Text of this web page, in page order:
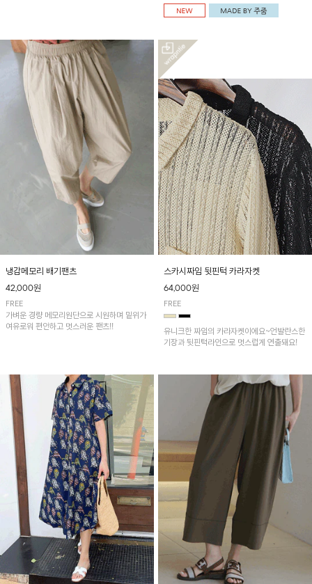
경되었습니다~가볍고 시원하게 착용되는 배
기통팬츠! 허리밴딩과 여유로운 통으로 편안해
냉감메모리 배기팬츠
42,000원
FREE
가벼운 경량 메모리원단으로 시원하며 밑위가
여유로워 편안하고 멋스러운 팬츠!!
스카시짜임 뒷핀턱 카라자켓
64,000원
FREE
유니크한 짜임의 카라자켓이에요~언발란스한
기장과 뒷핀턱라인으로 멋스럽게 연출돼요!